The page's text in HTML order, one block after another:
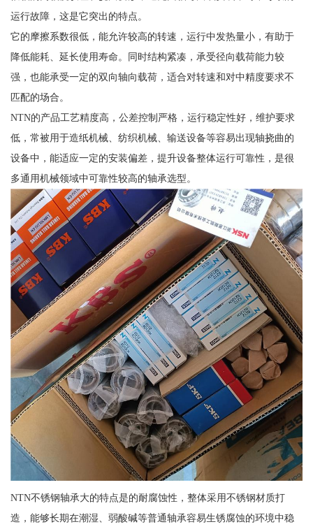
运行故障，这是它突出的特点。
它的摩擦系数很低，能允许较高的转速，运行中发热量小，有助于
降低能耗、延长使用寿命。同时结构紧凑，承受径向载荷能力较
强，也能承受一定的双向轴向载荷，适合对转速和对中精度要求不
匹配的场合。
NTN的产品工艺精度高，公差控制严格，运行稳定性好，维护要求
低，常被用于造纸机械、纺织机械、输送设备等容易出现轴挠曲的
设备中，能适应一定的安装偏差，提升设备整体运行可靠性，是很
多通用机械领域中可靠性较高的轴承选型。
NTN不锈钢轴承大的特点是的耐腐蚀性，整体采用不锈钢材质打
造，能够长期在潮湿、弱酸碱等普通轴承容易生锈腐蚀的环境中稳